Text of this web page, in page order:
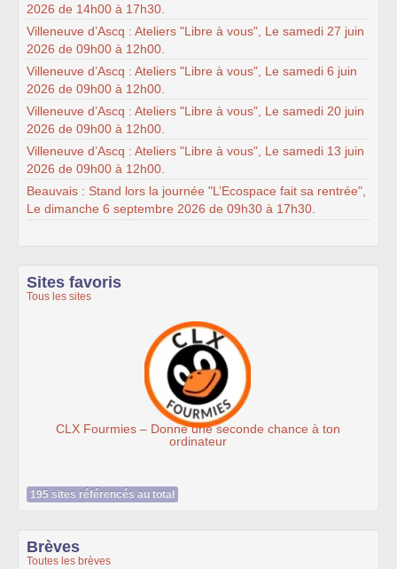
2026 de 14h00 à 17h30.
Villeneuve d’Ascq : Ateliers "Libre à vous", Le samedi 27 juin
2026 de 09h00 à 12h00.
Villeneuve d’Ascq : Ateliers "Libre à vous", Le samedi 6 juin
2026 de 09h00 à 12h00.
Villeneuve d’Ascq : Ateliers "Libre à vous", Le samedi 20 juin
2026 de 09h00 à 12h00.
Villeneuve d’Ascq : Ateliers "Libre à vous", Le samedi 13 juin
2026 de 09h00 à 12h00.
Beauvais : Stand lors la journée "L’Ecospace fait sa rentrée",
Le dimanche 6 septembre 2026 de 09h30 à 17h30.
Sites favoris
Tous les sites
chance à ton
Association Éthiciel
195 sites référencés au total
Brèves
Toutes les brèves